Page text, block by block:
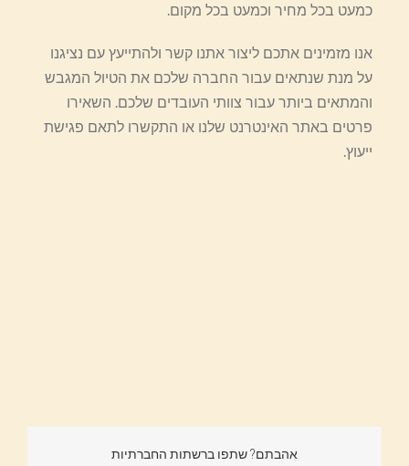
כמעט בכל מחיר וכמעט בכל מקום.
אנו מזמינים אתכם ליצור אתנו קשר ולהתייעץ עם נציגנו
על מנת שנתאים עבור החברה שלכם את הטיול המגבש
והמתאים ביותר עבור צוותי העובדים שלכם. השאירו
פרטים באתר האינטרנט שלנו או התקשרו לתאם פגישת
ייעוץ.
אהבתם? שתפו ברשתות החברתיות